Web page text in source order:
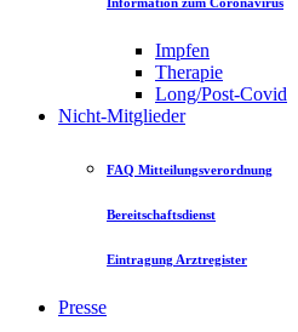
Impfen
Therapie
Long/Post-Covid
Nicht-Mitglieder
FAQ Mitteilungsverordnung
Bereitschaftsdienst
Eintragung Arztregister
Presse